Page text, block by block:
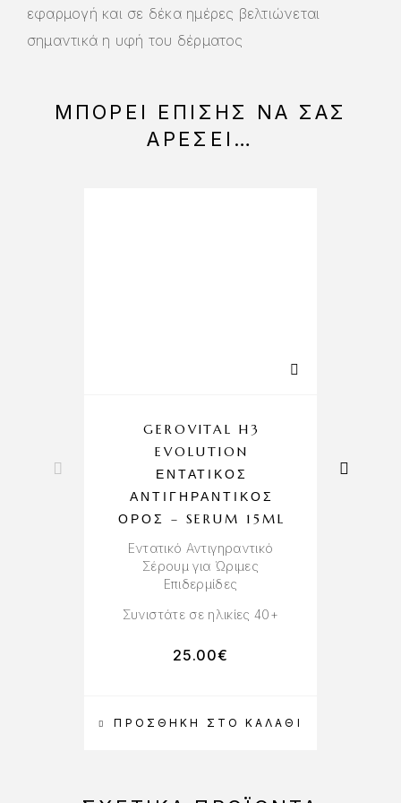
εφαρμογή και σε δέκα ημέρες βελτιώνεται
σημαντικά η υφή του δέρματος
ΜΠΟΡΕΊ ΕΠΊΣΗΣ ΝΑ ΣΑΣ
ΑΡΈΣΕΙ…
ΠΡΟΣΘΉΚΗ ΣΤΟ ΚΑΛΆΘΙ
GEROVITAL H3
EVOLUTION
ΕΝΤΑΤΙΚΌΣ
ΑΝΤΙΓΗΡΑΝΤΙΚΌΣ
ΟΡΌΣ – SERUM 15ML
Εντατικό Αντιγηραντικό
Σέρουμ για Ώριμες
Επιδερμίδες
Συνιστάτε σε ηλικίες 40+
25.00€